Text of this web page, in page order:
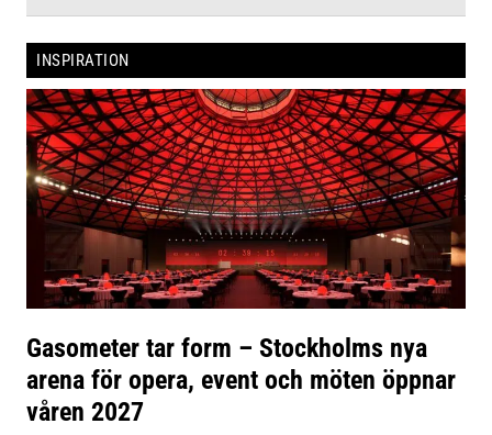
INSPIRATION
Gasometer tar form – Stockholms nya
arena för opera, event och möten öppnar
våren 2027